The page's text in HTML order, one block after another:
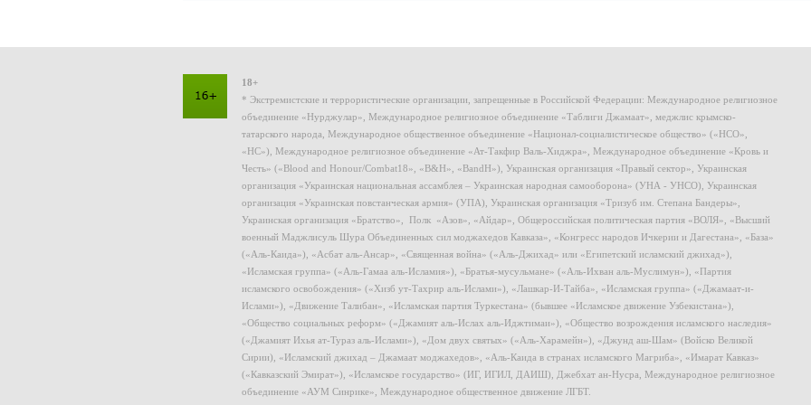
18+
* Экстремистские и террористические организации, запрещенные в Российской Федерации: Международное религиозное
объединение «Нурджулар», Международное религиозное объединение «Таблиги Джамаат», меджлис крымско-
татарского народа, Международное общественное объединение «Национал-социалистическое общество» («НСО»,
«НС»), Международное религиозное объединение «Ат-Такфир Валь-Хиджра», Международное объединение «Кровь и
Честь» («Blood and Honour/Combat18», «B&H», «BandH»), Украинская организация «Правый сектор», Украинская
организация «Украинская национальная ассамблея – Украинская народная самооборона» (УНА - УНСО), Украинская
организация «Украинская повстанческая армия» (УПА), Украинская организация «Тризуб им. Степана Бандеры»,
Украинская организация «Братство», Полк «Азов», «Айдар», Общероссийская политическая партия «ВОЛЯ», «Высший
военный Маджлисуль Шура Объединенных сил моджахедов Кавказа», «Конгресс народов Ичкерии и Дагестана», «База»
(«Аль-Каида»), «Асбат аль-Ансар», «Священная война» («Аль-Джихад» или «Египетский исламский джихад»),
«Исламская группа» («Аль-Гамаа аль-Исламия»), «Братья-мусульмане» («Аль-Ихван аль-Муслимун»), «Партия
исламского освобождения» («Хизб ут-Тахрир аль-Ислами»), «Лашкар-И-Тайба», «Исламская группа» («Джамаат-и-
Ислами»), «Движение Талибан», «Исламская партия Туркестана» (бывшее «Исламское движение Узбекистана»),
«Общество социальных реформ» («Джамият аль-Ислах аль-Иджтимаи»), «Общество возрождения исламского наследия»
(«Джамият Ихья ат-Тураз аль-Ислами»), «Дом двух святых» («Аль-Харамейн»), «Джунд аш-Шам» (Войско Великой
Сирии), «Исламский джихад – Джамаат моджахедов», «Аль-Каида в странах исламского Магриба», «Имарат Кавказ»
(«Кавказский Эмират»), «Исламское государство» (ИГ, ИГИЛ, ДАИШ), Джебхат ан-Нусра, Международное религиозное
объединение «АУМ Синрике», Международное общественное движение ЛГБТ.